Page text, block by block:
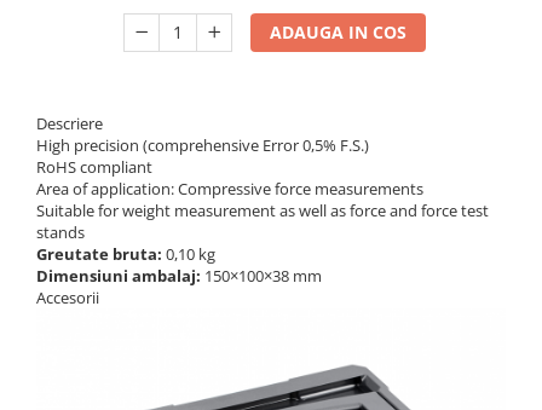
Cutii din aluminiu
Manipulare greutati
Manusi
Pensete
Pensule
Set verificare minimal
Cutii pentru clean room
ADAUGA IN COS
Descriere
High precision (comprehensive Error 0,5% F.S.)
RoHS compliant
Area of application: Compressive force measurements
Suitable for weight measurement as well as force and force test
stands
Greutate bruta: 0,10 kg
Dimensiuni ambalaj: 150×100×38 mm
Accesorii